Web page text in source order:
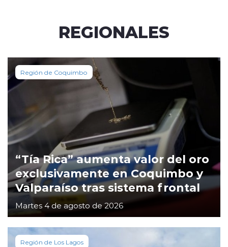
REGIONALES
Región de Coquimbo
“Tía Rica” aumenta valor del oro
exclusivamente en Coquimbo y
Valparaíso tras sistema frontal
Martes 4 de agosto de 2026
Región de Los Lagos